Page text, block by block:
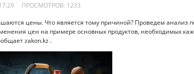
ПРОСМОТРОВ: 1233
цены. Что является тому причиной? Проведем анализ
цен на примере основных продуктов, необходимых
zakon.kz .